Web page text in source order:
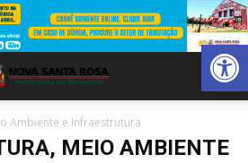
Abrir
Ambiente e Infraestrutura
MEIO AMBIENTE